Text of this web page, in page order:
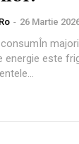
- 26 Martie
este